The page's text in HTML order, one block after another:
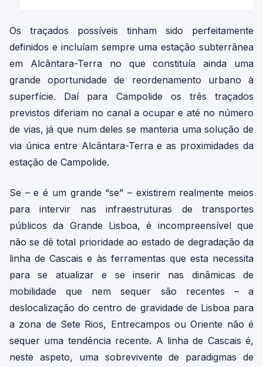
Os traçados possíveis tinham sido perfeitamente
definidos e incluíam sempre uma estação subterrânea
em Alcântara-Terra no que constituía ainda uma
grande oportunidade de reordenamento urbano à
superfície. Daí para Campolide os três traçados
previstos diferiam no canal a ocupar e até no número
de vias, já que num deles se manteria uma solução de
via única entre Alcântara-Terra e as proximidades da
estação de Campolide.
Se – e é um grande “se” – existirem realmente meios
para intervir nas infraestruturas de transportes
públicos da Grande Lisboa, é incompreensível que
não se dê total prioridade ao estado de degradação da
linha de Cascais e às ferramentas que esta necessita
para se atualizar e se inserir nas dinâmicas de
mobilidade que nem sequer são recentes – a
deslocalização do centro de gravidade de Lisboa para
a zona de Sete Rios, Entrecampos ou Oriente não é
sequer uma tendência recente. A linha de Cascais é,
neste aspeto, uma sobrevivente de paradigmas de